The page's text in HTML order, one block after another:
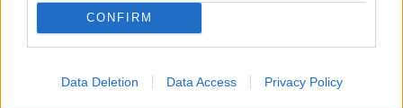
CONFIRM
Data Deletion Data Access Privacy Policy
μπορεί να λέμε πως τα προβλήματά τους και
οι ανάγκες τους δεν είναι το δικό μας